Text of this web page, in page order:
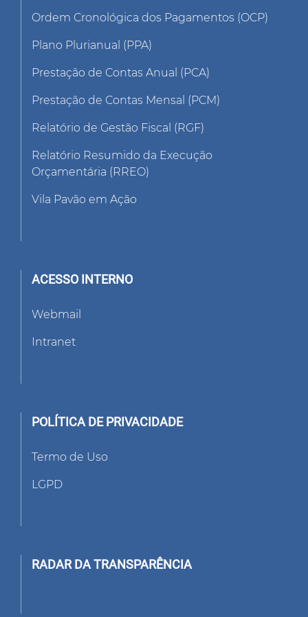
Ordem Cronológica dos Pagamentos (OCP)
Plano Plurianual (PPA)
Prestação de Contas Anual (PCA)
Prestação de Contas Mensal (PCM)
Relatório de Gestão Fiscal (RGF)
Relatório Resumido da Execução
Orçamentária (RREO)
Vila Pavão em Ação
ACESSO INTERNO
Webmail
Intranet
POLÍTICA DE PRIVACIDADE
Termo de Uso
LGPD
RADAR DA TRANSPARÊNCIA